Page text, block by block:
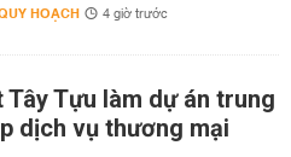
HOẠCH 4 giờ trước
Tựu làm dự án trung
dịch vụ thương mại